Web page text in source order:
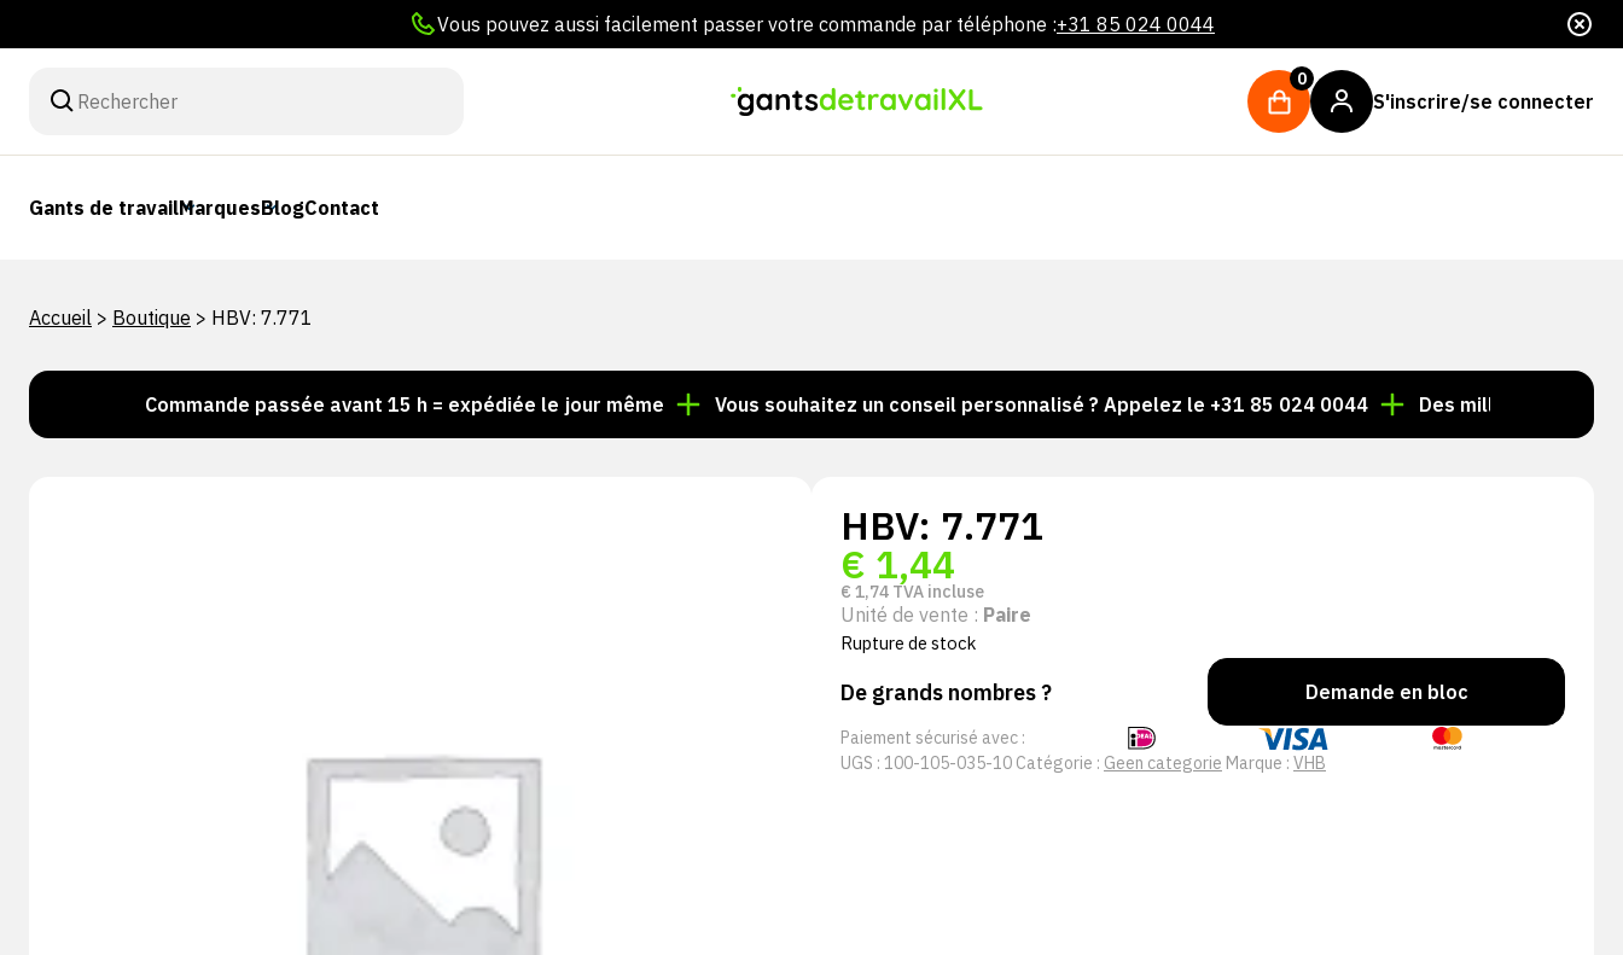
Vous pouvez aussi facilement passer votre commande par téléphone :+31 85 024 0044
0
S'inscrire/se connecter
Gants de travailMarquesBlogContact
Accueil > Boutique > HBV: 7.771
Commande passée avant 15 h = expédiée le jour même Vous souhaitez un conseil personnalisé ? Appelez le +31 85 024 0044 Des milliers d'articles
HBV: 7.771
€ 1,44
€ 1,74 TVA incluse
Unité de vente : Paire
Rupture de stock
De grands nombres ? Demande en bloc
Paiement sécurisé avec :
UGS : 100-105-035-10 Catégorie : Geen categorie Marque : VHB